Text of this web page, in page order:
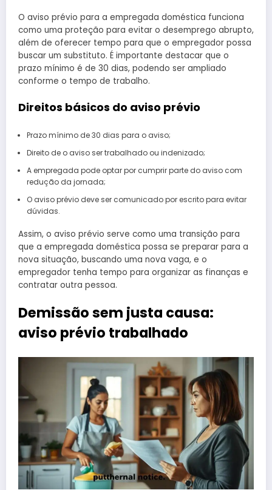
O aviso prévio para a empregada doméstica funciona
como uma proteção para evitar o desemprego abrupto,
além de oferecer tempo para que o empregador possa
buscar um substituto. É importante destacar que o
prazo mínimo é de 30 dias, podendo ser ampliado
conforme o tempo de trabalho.
Direitos básicos do aviso prévio
Prazo mínimo de 30 dias para o aviso;
Direito de o aviso ser trabalhado ou indenizado;
A empregada pode optar por cumprir parte do aviso com
redução da jornada;
O aviso prévio deve ser comunicado por escrito para evitar
dúvidas.
Assim, o aviso prévio serve como uma transição para
que a empregada doméstica possa se preparar para a
nova situação, buscando uma nova vaga, e o
empregador tenha tempo para organizar as finanças e
contratar outra pessoa.
Demissão sem justa causa:
aviso prévio trabalhado